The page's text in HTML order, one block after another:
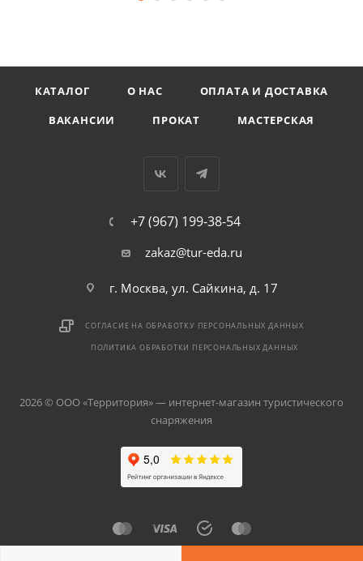
КАТАЛОГ О НАС
ОПЛАТА И ДОСТАВКА
ВАКАНСИИ
ПРОКАТ МАСТЕРСКАЯ
+7 (967) 199-38-54
zakaz@tur-eda.ru
г. Москва, ул. Сайкина, д. 17
СОГЛАСИЕ НА ОБРАБОТКУ ПЕРСОНАЛЬНЫХ ДАННЫХ
ПОЛИТИКА ОБРАБОТКИ ПЕРСОНАЛЬНЫХ ДАННЫХ
2026 © ООО «Территория» — интернет-магазин туристического
снаряжения